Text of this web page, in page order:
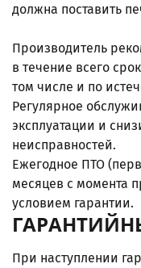
должна поставить
Производитель
в течение всего
том числе и по
Регулярное
эксплуатации и
неисправностей.
Ежегодное ПТО
месяцев с момента
условием гарантии.
При наступлении